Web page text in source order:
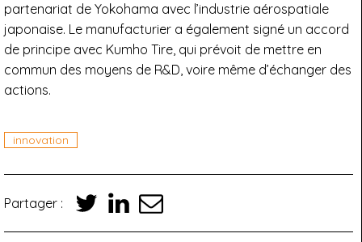
partenariat de Yokohama avec l’industrie aérospatiale
japonaise. Le manufacturier a également signé un accord
de principe avec Kumho Tire, qui prévoit de mettre en
commun des moyens de R&D, voire même d’échanger des
actions.
innovation
Partager :